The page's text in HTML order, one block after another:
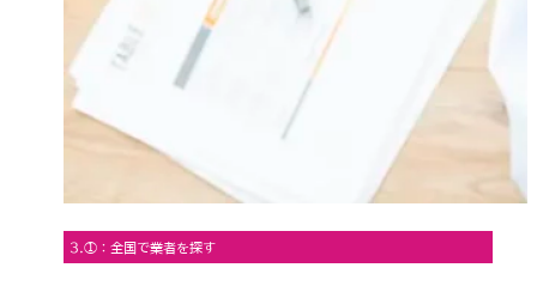
3.①：全国で業者を探す